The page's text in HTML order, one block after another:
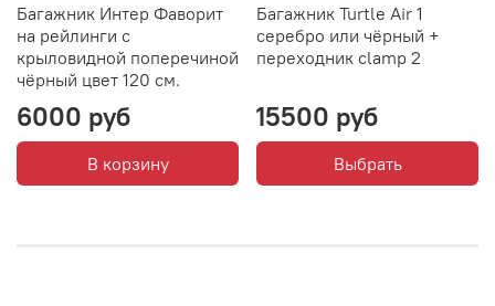
Багажник Интер Фаворит
на рейлинги с
крыловидной поперечиной
чёрный цвет 120 см.
6000 руб
В корзину
Багажник Turtle Air 1
серебро или чёрный +
переходник clamp 2
15500 руб
Выбрать